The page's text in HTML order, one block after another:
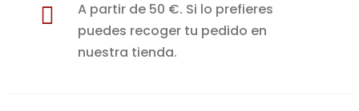

A partir de 50 €. Si lo prefieres
puedes recoger tu pedido en
nuestra tienda.